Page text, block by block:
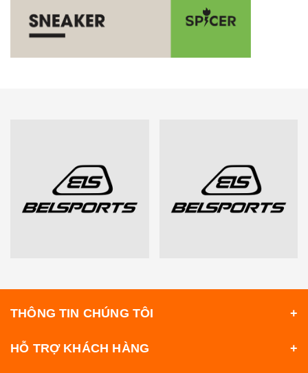
THÔNG TIN CHÚNG TÔI
HỖ TRỢ KHÁCH HÀNG